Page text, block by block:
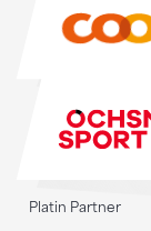
Platin Partner